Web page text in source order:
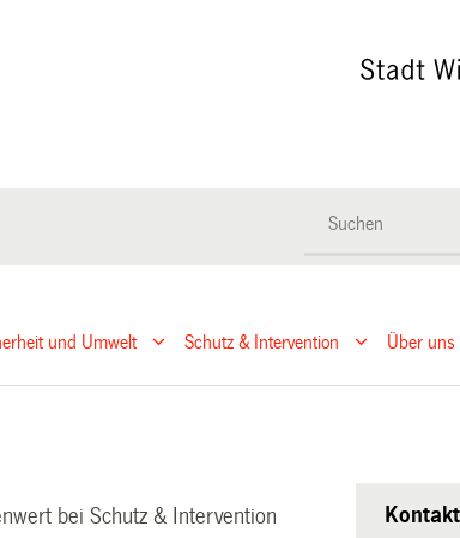
und Umwelt Schutz & Intervention Über uns
bei Schutz & Intervention
Kontakt